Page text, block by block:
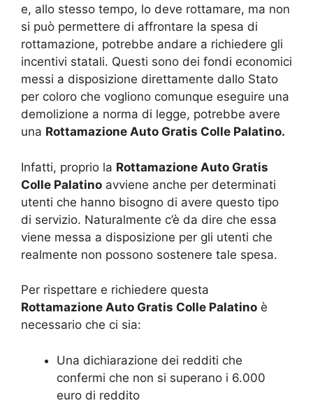
e, allo stesso tempo, lo deve rottamare, ma non
si può permettere di affrontare la spesa di
rottamazione, potrebbe andare a richiedere gli
incentivi statali. Questi sono dei fondi economici
messi a disposizione direttamente dallo Stato
per coloro che vogliono comunque eseguire una
demolizione a norma di legge, potrebbe avere
una Rottamazione Auto Gratis Colle Palatino.
Infatti, proprio la Rottamazione Auto Gratis
Colle Palatino avviene anche per determinati
utenti che hanno bisogno di avere questo tipo
di servizio. Naturalmente c’è da dire che essa
viene messa a disposizione per gli utenti che
realmente non possono sostenere tale spesa.
Per rispettare e richiedere questa
Rottamazione Auto Gratis Colle Palatino è
necessario che ci sia:
Una dichiarazione dei redditi che
confermi che non si superano i 6.000
euro di reddito